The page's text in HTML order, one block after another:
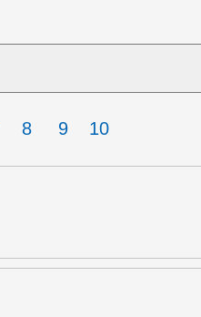
8 9 10